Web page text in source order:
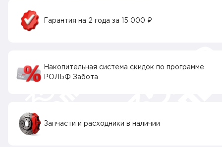
Гарантия на 2 года за 15 000 ₽
Накопительная система скидок по программе
РОЛЬФ Забота
Запчасти и расходники в наличии